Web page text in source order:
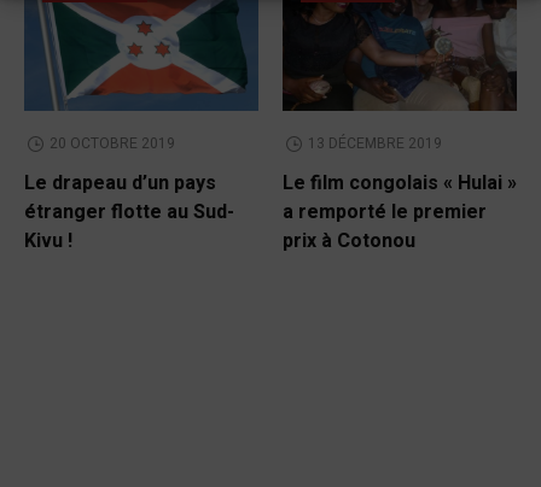
20 OCTOBRE 2019
Le drapeau d’un pays
étranger flotte au Sud-
Kivu !
13 DÉCEMBRE 2019
Le film congolais « Hulai »
a remporté le premier
prix à Cotonou